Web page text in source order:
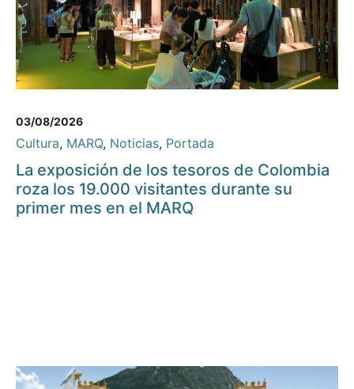
03/08/2026
Cultura, MARQ, Noticias, Portada
La exposición de los tesoros de Colombia
roza los 19.000 visitantes durante su
primer mes en el MARQ